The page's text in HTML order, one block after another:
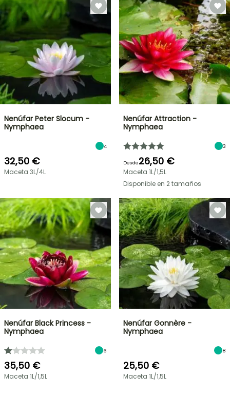
Nenúfar Peter Slocum -
Nymphaea
4
32,50 €
Maceta 3L/4L
Nenúfar Attraction -
Nymphaea
3
Desde26,50 €
Maceta 1L/1,5L
Disponible en 2 tamaños
Nenúfar Black Princess -
Nymphaea
6
35,50 €
Maceta 1L/1,5L
Nenúfar Gonnère -
Nymphaea
8
25,50 €
Maceta 1L/1,5L